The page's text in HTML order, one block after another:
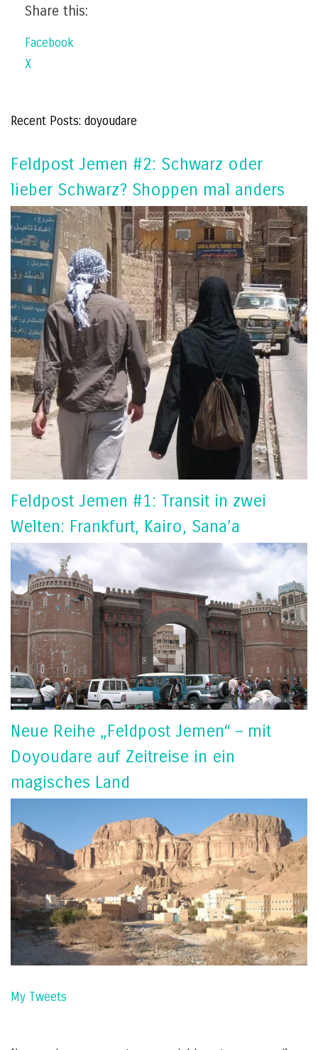
Share this:
Facebook
X
Recent Posts: doyoudare
Feldpost Jemen #2: Schwarz oder
lieber Schwarz? Shoppen mal anders
Feldpost Jemen #1: Transit in zwei
Welten: Frankfurt, Kairo, Sana’a
Neue Reihe „Feldpost Jemen“ – mit
Doyoudare auf Zeitreise in ein
magisches Land
My Tweets